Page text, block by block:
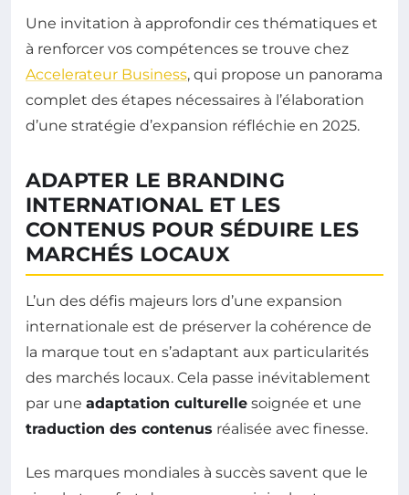
Une invitation à approfondir ces thématiques et
à renforcer vos compétences se trouve chez
Accelerateur Business, qui propose un panorama
complet des étapes nécessaires à l’élaboration
d’une stratégie d’expansion réfléchie en 2025.
ADAPTER LE BRANDING
INTERNATIONAL ET LES
CONTENUS POUR SÉDUIRE LES
MARCHÉS LOCAUX
L’un des défis majeurs lors d’une expansion
internationale est de préserver la cohérence de
la marque tout en s’adaptant aux particularités
des marchés locaux. Cela passe inévitablement
par une adaptation culturelle soignée et une
traduction des contenus réalisée avec finesse.
Les marques mondiales à succès savent que le